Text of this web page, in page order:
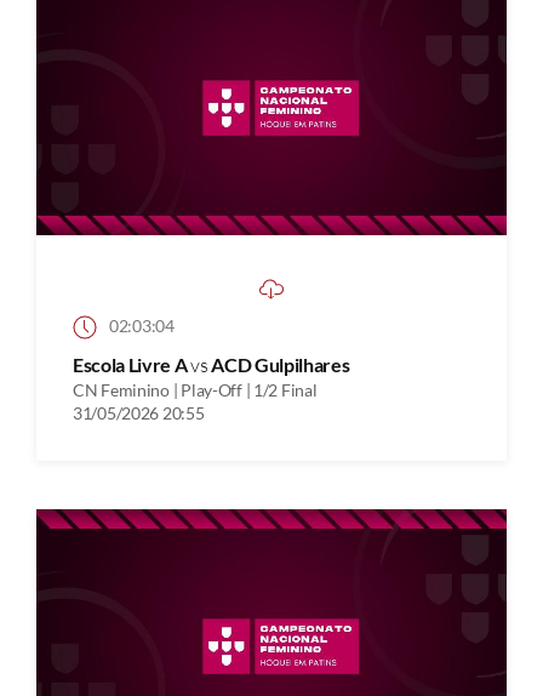
02:03:04
Escola Livre AvsACD Gulpilhares
CN Feminino | Play-Off | 1/2 Final
31/05/2026 20:55